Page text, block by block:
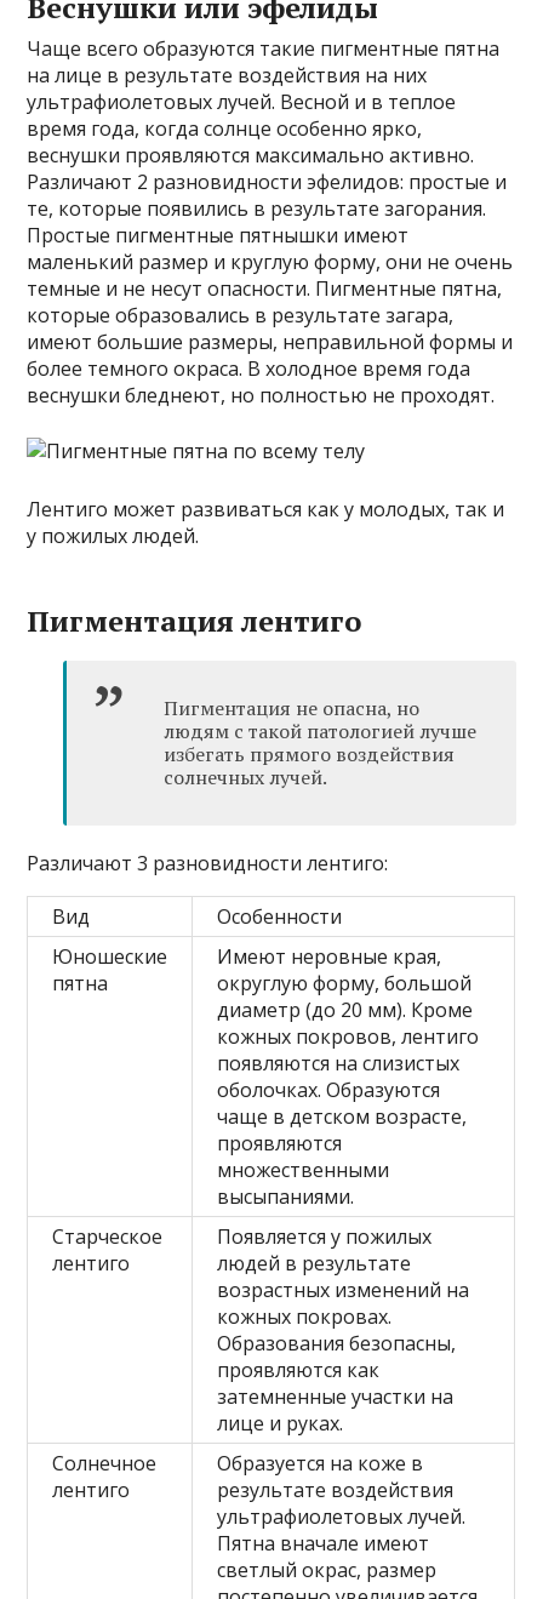
Чаще всего образуются такие пигментные пятна
на лице в результате воздействия на них
ультрафиолетовых лучей. Весной и в теплое
время года, когда солнце особенно ярко,
веснушки проявляются максимально активно.
Различают 2 разновидности эфелидов: простые и
те, которые появились в результате загорания.
Простые пигментные пятнышки имеют
маленький размер и круглую форму, они не очень
темные и не несут опасности. Пигментные пятна,
которые образовались в результате загара,
имеют большие размеры, неправильной формы и
более темного окраса. В холодное время года
веснушки бледнеют, но полностью не проходят.
Лентиго может развиваться как у молодых, так и
у пожилых людей.
Пигментация лентиго
Пигментация не опасна, но
людям с такой патологией лучше
избегать прямого воздействия
солнечных лучей.
Различают 3 разновидности лентиго:
Вид
Особенности
Юношеские
пятна
Имеют неровные края,
округлую форму, большой
диаметр (до 20 мм). Кроме
кожных покровов, лентиго
появляются на слизистых
оболочках. Образуются
чаще в детском возрасте,
проявляются
множественными
высыпаниями.
Старческое
лентиго
Появляется у пожилых
людей в результате
возрастных изменений на
кожных покровах.
Образования безопасны,
проявляются как
затемненные участки на
лице и руках.
Солнечное
лентиго
Образуется на коже в
результате воздействия
ультрафиолетовых лучей.
Пятна вначале имеют
светлый окрас, размер